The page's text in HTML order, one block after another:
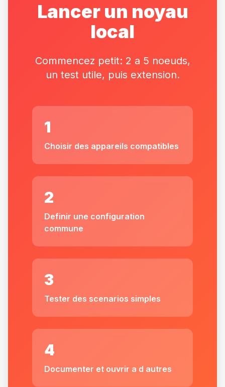
Lancer un noyau
local
Commencez petit: 2 a 5 noeuds,
un test utile, puis extension.
1
Choisir des appareils compatibles
2
Definir une configuration
commune
3
Tester des scenarios simples
4
Documenter et ouvrir a d autres